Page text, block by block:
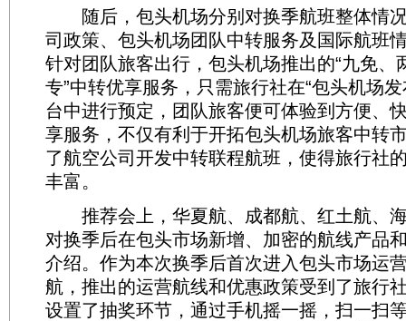
随后，包头机场分别对换季航班整体情
司政策、包头机场团队中转服务及国际航班
针对团队旅客出行，包头机场推出的“九免、
专”中转优享服务，只需旅行社在“包头机场
台中进行预定，团队旅客便可体验到方便、
享服务，不仅有利于开拓包头机场旅客中转
了航空公司开发中转联程航班，使得旅行社
丰富。
推荐会上，华夏航、成都航、红土航、
对换季后在包头市场新增、加密的航线产品
介绍。作为本次换季后首次进入包头市场运
航，推出的运营航线和优惠政策受到了旅行
设置了抽奖环节，通过手机摇一摇，扫一扫